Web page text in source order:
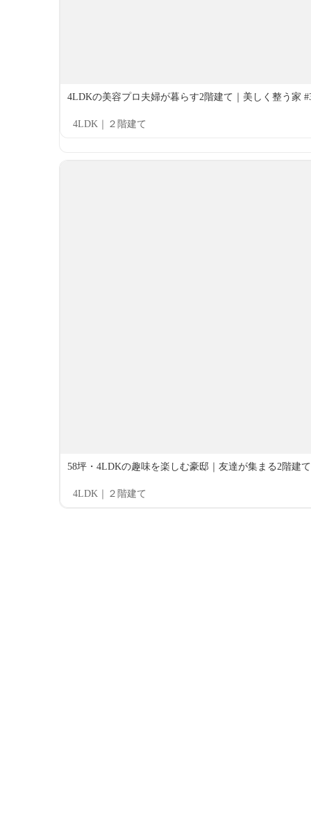
4LDKの美容プロ夫婦が暮らす2階建て｜美しく整う家
4LDK｜２階建て
58坪・4LDKの趣味を楽しむ豪邸｜友達が集まる2階建
4LDK｜２階建て